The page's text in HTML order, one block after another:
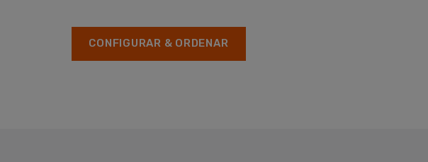
CONFIGURAR & ORDENAR